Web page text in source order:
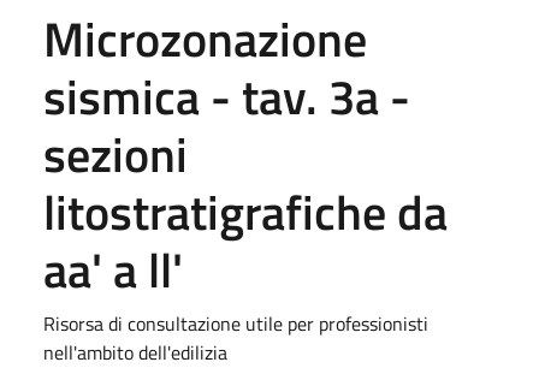
Microzonazione
sismica - tav. 3a -
sezioni
litostratigrafiche da
aa' a ll'
Risorsa di consultazione utile per professionisti
nell'ambito dell'edilizia